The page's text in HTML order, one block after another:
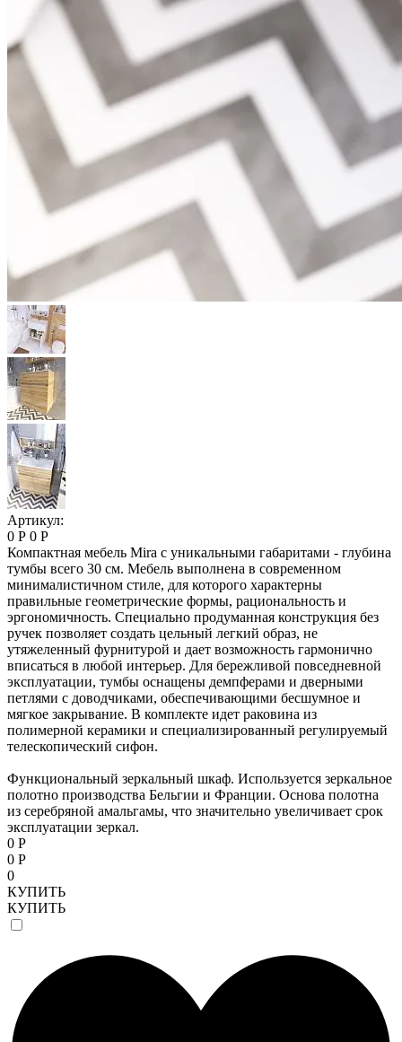
Артикул:
0 Р 0 Р
Компактная мебель Mira с уникальными габаритами - глубина
тумбы всего 30 см. Мебель выполнена в современном
минималистичном стиле, для которого характерны
правильные геометрические формы, рациональность и
эргономичность. Специально продуманная конструкция без
ручек позволяет создать цельный легкий образ, не
утяжеленный фурнитурой и дает возможность гармонично
вписаться в любой интерьер. Для бережливой повседневной
эксплуатации, тумбы оснащены демпферами и дверными
петлями с доводчиками, обеспечивающими бесшумное и
мягкое закрывание. В комплекте идет раковина из
полимерной керамики и специализированный регулируемый
телескопический сифон.
Функциональный зеркальный шкаф. Используется зеркальное
полотно производства Бельгии и Франции. Основа полотна
из серебряной амальгамы, что значительно увеличивает срок
эксплуатации зеркал.
0 Р
0 Р
0
КУПИТЬ
КУПИТЬ